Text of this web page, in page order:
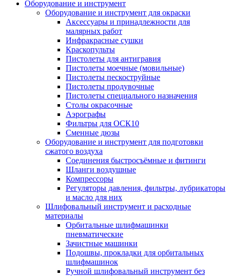
Оборудование и инструмент
Оборудование и инструмент для окраски
Аксессуары и принадлежности для
малярных работ
Инфракрасные сушки
Краскопульты
Пистолеты для антигравия
Пистолеты моечные (мовильные)
Пистолеты пескоструйные
Пистолеты продувочные
Пистолеты специального назначения
Столы окрасочные
Аэрографы
Фильтры для ОСК10
Сменные дюзы
Оборудование и инструмент для подготовки
сжатого воздуха
Соединения быстросъёмные и фитинги
Шланги воздушные
Компрессоры
Регуляторы давления, фильтры, лубрикаторы
и масло для них
Шлифовальный инструмент и расходные
материалы
Орбитальные шлифмашинки
пневматические
Зачистные машинки
Подошвы, прокладки для орбитальных
шлифмашинок
Ручной шлифовальный инструмент без